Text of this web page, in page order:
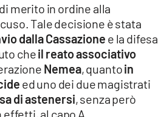
merito in ordine alla
Tale decisione è stata
dalla Cassazione e la difesa
cheil reato associativo
Nemea, quantoin
ed uno dei due magistrati
di astenersi, senza però
effetti, al capo A